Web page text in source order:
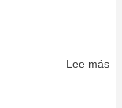
Lee más